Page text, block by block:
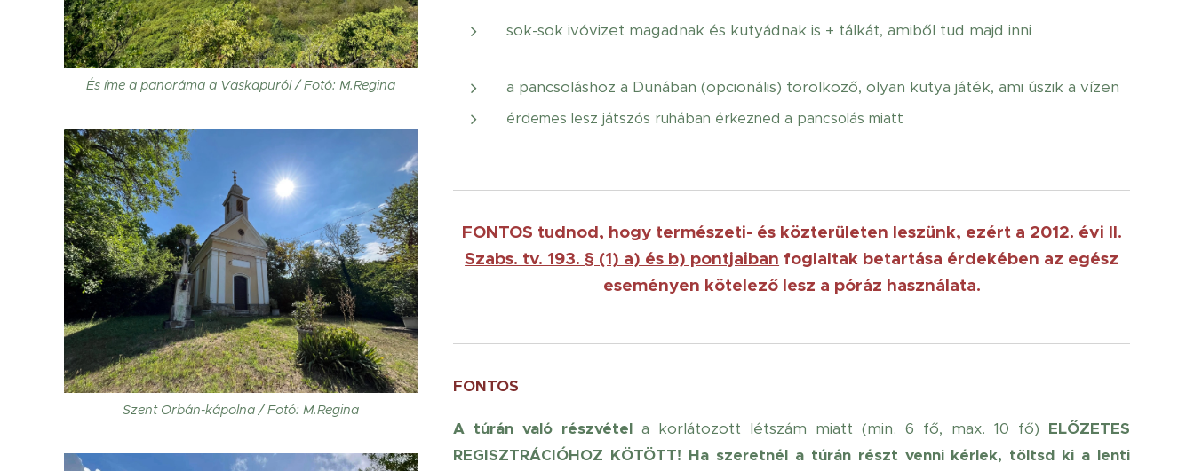
És íme a panoráma a Vaskapuról / Fotó: M.Regina
Szent Orbán-kápolna / Fotó: M.Regina
sok-sok ivóvizet magadnak és kutyádnak is + tálkát, amiből tud majd inni
a pancsoláshoz a Dunában (opcionális) törölköző, olyan kutya játék, ami úszik a vízen
érdemes lesz játszós ruhában érkezned a pancsolás miatt😊
FONTOS tudnod, hogy természeti- és közterületen leszünk, ezért a 2012. évi II.
Szabs. tv. 193. § (1) a) és b) pontjaiban foglaltak betartása érdekében az egész
eseményen kötelező lesz a póráz használata.
FONTOS
A túrán való részvétel a korlátozott létszám miatt (min. 6 fő, max. 10 fő) ELŐZETES
REGISZTRÁCIÓHOZ KÖTÖTT! Ha szeretnél a túrán részt venni kérlek, töltsd ki a lenti